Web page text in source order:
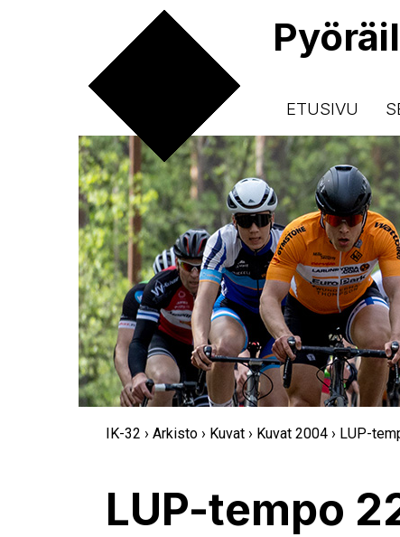
ETUSIVU
IK-32 › Arkisto › Kuvat › Kuvat 2004 › LUP-
LUP-tempo